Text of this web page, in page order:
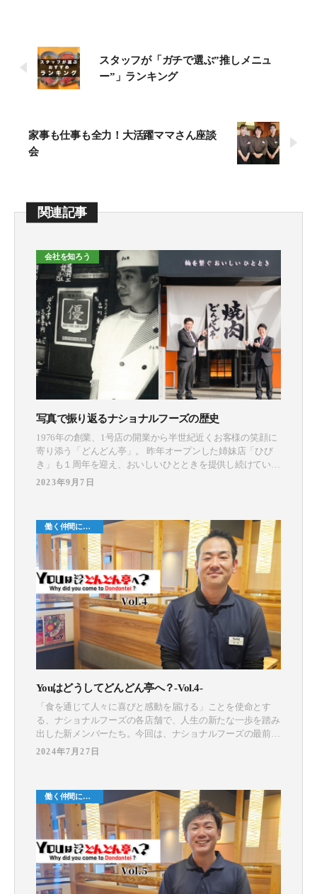
スタッフが「ガチで選ぶ”推しメニュ
ー”」ランキング
家事も仕事も全力！大活躍ママさん座談
会
関連記事
会社を知ろう
写真で振り返るナショナルフーズの歴史
1976年の創業、1号店の開業から半世紀近くお客様の笑顔に
寄り添う「どんどん亭」。 昨年オープンした姉妹店「ひび
き」も１周年を迎え、おいしいひとときを提供し続けていま
す。 一体どのようにしてお客様から長年愛される店舗を作
1976年7月、「どんどん亭」へ
2023年9月7日
働く仲間につ
いて
Youはどうしてどんどん亭へ？-Vol.4-
「食を通じて人々に喜びと感動を届ける」ことを使命とす
る、ナショナルフーズの各店舗で、人生の新たな一歩を踏み
出した新メンバーたち。今回は、ナショナルフーズの最前線
で輝く新メンバーたちに対して「Youはどうしてどんどん亭
ました。第4弾は、落ち着いた雰囲気の、頼れる新メンバー
を紹介します！
2024年7月27日
働く仲間につ
いて